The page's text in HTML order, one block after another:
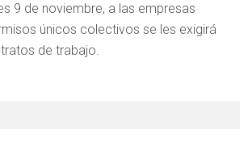
9 de noviembre, a las empresas
únicos colectivos se les exigirá
de trabajo.